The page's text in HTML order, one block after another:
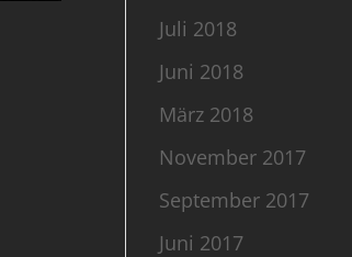
Juli 2018
Juni 2018
März 2018
November 2017
September 2017
Juni 2017